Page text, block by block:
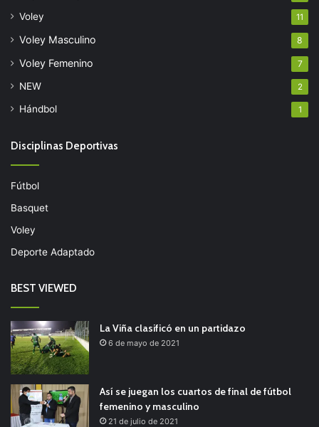
Voley 11
Voley Masculino 8
Voley Femenino 7
NEW 2
Hándbol 1
Disciplinas Deportivas
Fútbol
Basquet
Voley
Deporte Adaptado
BEST VIEWED
La Viña clasificó en un partidazo
6 de mayo de 2021
Así se juegan los cuartos de final de fútbol
femenino y masculino
21 de julio de 2021